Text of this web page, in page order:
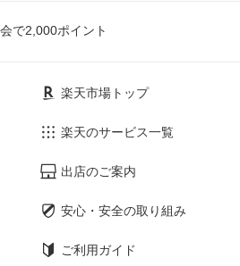
で2,000ポイント
楽天市場トップ
楽天のサービス一覧
出店のご案内
安心・安全の取り組み
ご利用ガイド